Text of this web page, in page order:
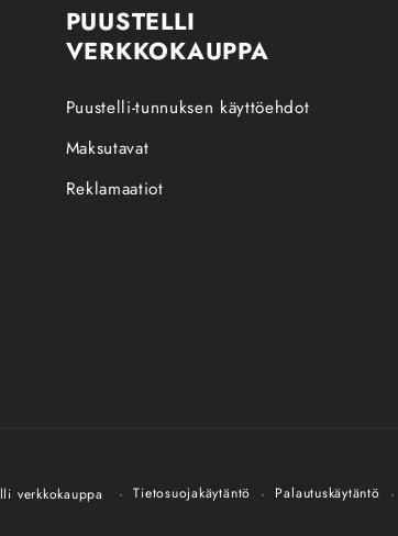
PUUSTELLI
VERKKOKAUPPA
Puustelli-tunnuksen käyttöehdot
Maksutavat
Reklamaatiot
verkkokauppa Tietosuojakäytäntö Palautuskäytäntö